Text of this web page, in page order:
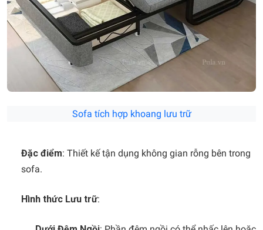
Sofa tích hợp khoang lưu trữ
Đặc điểm: Thiết kế tận dụng không gian rỗng bên trong
sofa.
Hình thức Lưu trữ: